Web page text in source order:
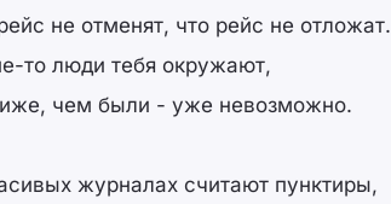
не отменят, что рейс не отложат.
то люди тебя окружают,
чем были - уже невозможно.
журналах считают пунктиры,